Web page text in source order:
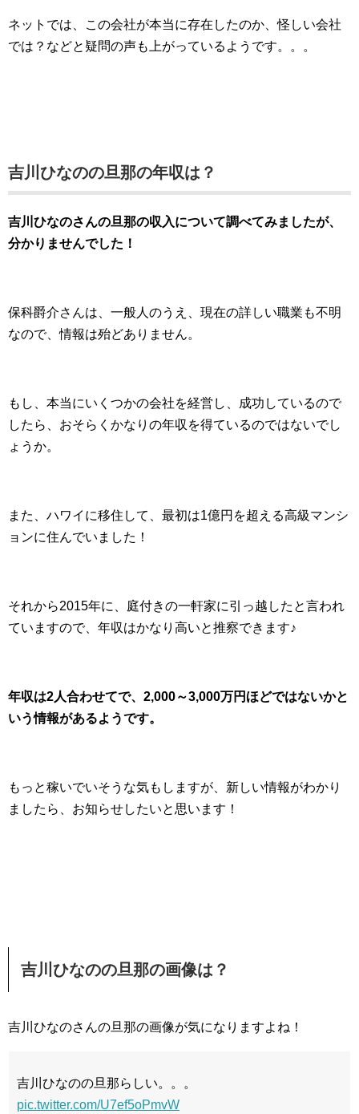
ネットでは、この会社が本当に存在したのか、怪しい会社
では？などと疑問の声も上がっているようです。。。
吉川ひなのの旦那の年収は？
吉川ひなのさんの旦那の収入について調べてみましたが、
分かりませんでした！
保科爵介さんは、一般人のうえ、現在の詳しい職業も不明
なので、情報は殆どありません。
もし、本当にいくつかの会社を経営し、成功しているので
したら、おそらくかなりの年収を得ているのではないでし
ょうか。
また、ハワイに移住して、最初は1億円を超える高級マンシ
ョンに住んでいました！
それから2015年に、庭付きの一軒家に引っ越したと言われ
ていますので、年収はかなり高いと推察できます♪
年収は2人合わせてで、2,000～3,000万円ほどではないかと
いう情報があるようです。
もっと稼いでいそうな気もしますが、新しい情報がわかり
ましたら、お知らせしたいと思います！
吉川ひなのの旦那の画像は？
吉川ひなのさんの旦那の画像が気になりますよね！
吉川ひなのの旦那らしい。。。
pic.twitter.com/U7ef5oPmvW